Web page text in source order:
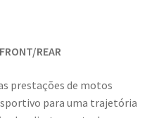
REAR
prestações de motos
para uma trajetória